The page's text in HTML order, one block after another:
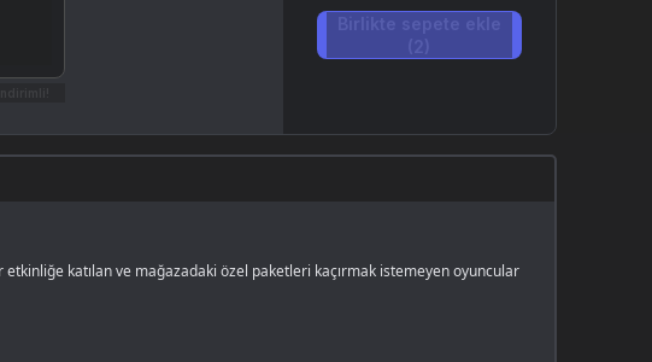
katılan ve mağazadaki özel paketleri kaçırmak istemeyen oyuncular